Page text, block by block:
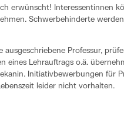
erwünscht! Interessentinnen
Schwerbehinderte
Professur,
eines Lehrauftrags o.ä.
Initiativbewerbungen für
leider nicht vorhalten.